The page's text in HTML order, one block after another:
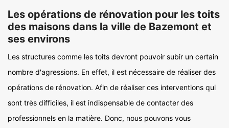
Les opérations de rénovation pour les toits
des maisons dans la ville de Bazemont et
ses environs
Les structures comme les toits devront pouvoir subir un certain
nombre d'agressions. En effet, il est nécessaire de réaliser des
opérations de rénovation. Afin de réaliser ces interventions qui
sont très difficiles, il est indispensable de contacter des
professionnels en la matière. Donc, nous pouvons vous